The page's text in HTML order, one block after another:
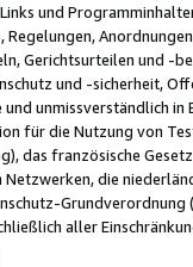
und
Gerichtsurteilen und -
und -sicherheit,
unmissverständlich
für die Nutzung von
das französische
Netzwerken, die
aller